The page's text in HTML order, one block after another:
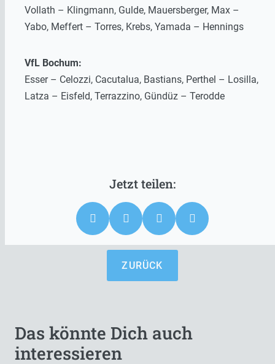
Vollath – Klingmann, Gulde, Mauersberger, Max –
Yabo, Meffert – Torres, Krebs, Yamada – Hennings
VfL Bochum:
Esser – Celozzi, Cacutalua, Bastians, Perthel – Losilla,
Latza – Eisfeld, Terrazzino, Gündüz – Terodde
ZURÜCK
Das könnte Dich auch
interessieren